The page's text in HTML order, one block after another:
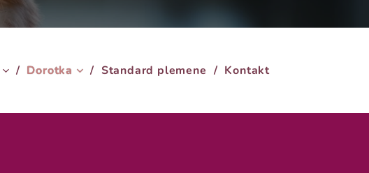
Dorotka Standard plemene Kontakt